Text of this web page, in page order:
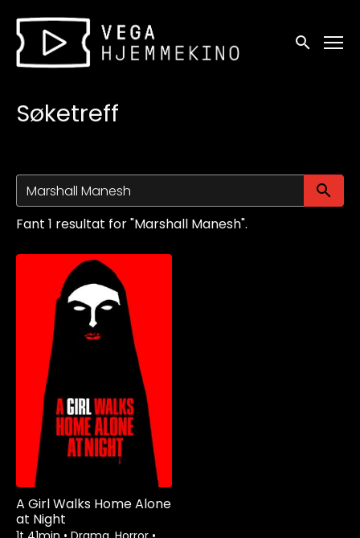
Tilgjengelighetslenker
Søk
Søketreff
Fant 1 resultat for "Marshall Manesh".
A Girl Walks Home Alone
at Night